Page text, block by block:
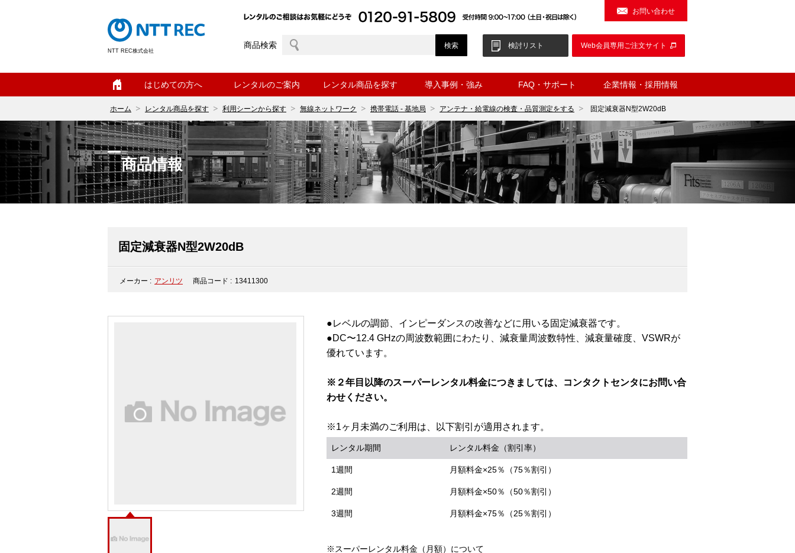
NTT REC株式会社
お問い合わせ
商品検索 検討リスト Web会員専用ご注文サイト
はじめての方へ レンタルのご案内 レンタル商品を探す 導入事例・強み FAQ・サポート 企業情報・採用情報
ホーム レンタル商品を探す 利用シーンから探す 無線ネットワーク 携帯電話 - 基地局 アンテナ・給電線の検査・品質測定をする 固定減衰器N型2W20dB
商品情報
固定減衰器N型2W20dB
メーカー : アンリツ 商品コード : 13411300
●レベルの調節、インピーダンスの改善などに用いる固定減衰器です。
●DC〜12.4 GHzの周波数範囲にわたり、減衰量周波数特性、減衰量確度、VSWRが
優れています。
※２年目以降のスーパーレンタル料金につきましては、コンタクトセンタにお問い合
わせください。
※1ヶ月未満のご利用は、以下割引が適用されます。
レンタル期間 レンタル料金（割引率）
1週間 月額料金×25％（75％割引）
2週間 月額料金×50％（50％割引）
3週間 月額料金×75％（25％割引）
※スーパーレンタル料金（月額）について